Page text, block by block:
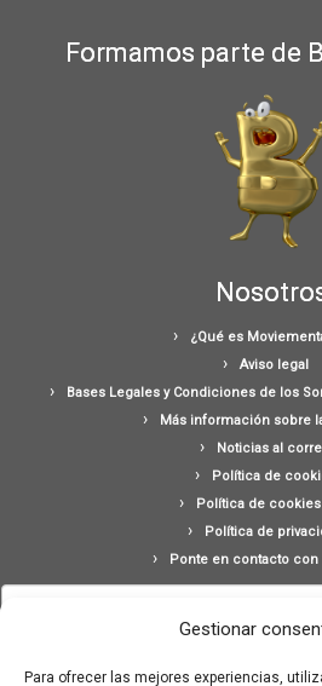
Gestionar
Para ofrecer las mejores experiencias,
Formamos parte de
¿Qué es
Aviso legal
Bases Legales y Condiciones de los
Más información sobre
Noticias al
Política de
Política de cookies
Política de
Ponte en contacto con